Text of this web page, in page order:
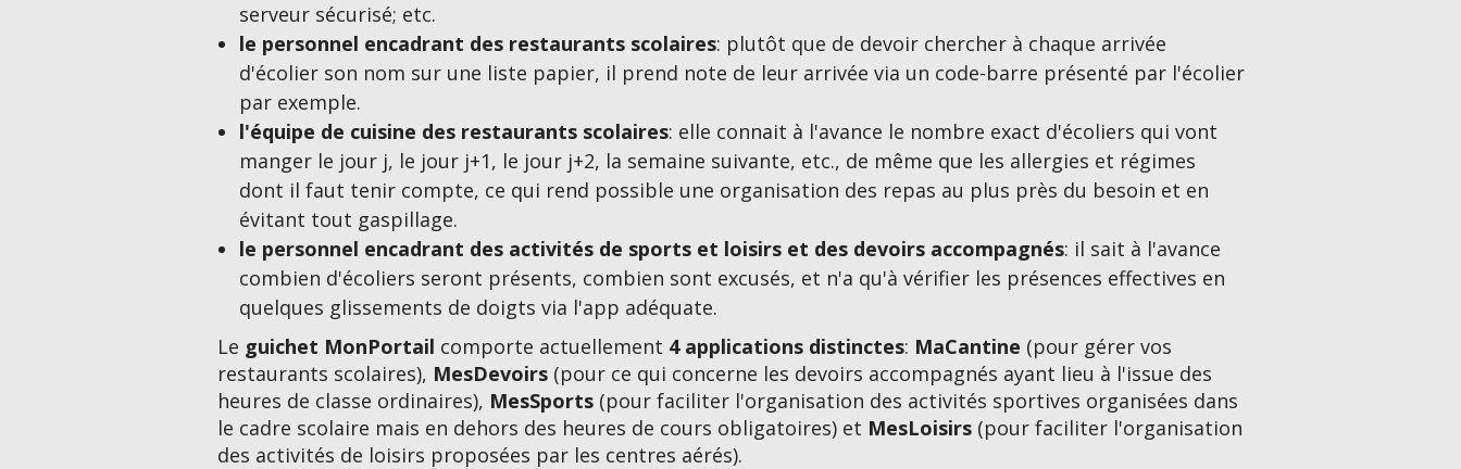
serveur sécurisé; etc.
le personnel encadrant des restaurants scolaires: plutôt que de devoir chercher à chaque arrivée
d'écolier son nom sur une liste papier, il prend note de leur arrivée via un code-barre présenté par l'écolier
par exemple.
l'équipe de cuisine des restaurants scolaires: elle connait à l'avance le nombre exact d'écoliers qui vont
manger le jour j, le jour j+1, le jour j+2, la semaine suivante, etc., de même que les allergies et régimes
dont il faut tenir compte, ce qui rend possible une organisation des repas au plus près du besoin et en
évitant tout gaspillage.
le personnel encadrant des activités de sports et loisirs et des devoirs accompagnés: il sait à l'avance
combien d'écoliers seront présents, combien sont excusés, et n'a qu'à vérifier les présences effectives en
quelques glissements de doigts via l'app adéquate.
Le guichet MonPortail comporte actuellement 4 applications distinctes: MaCantine (pour gérer vos
restaurants scolaires), MesDevoirs(pour ce qui concerne les devoirs accompagnés ayant lieu à l'issue des
heures de classe ordinaires), MesSports(pour faciliter l'organisation des activités sportives organisées dans
le cadre scolaire mais en dehors des heures de cours obligatoires) et MesLoisirs(pour faciliter l'organisation
des activités de loisirs proposées par les centres aérés).